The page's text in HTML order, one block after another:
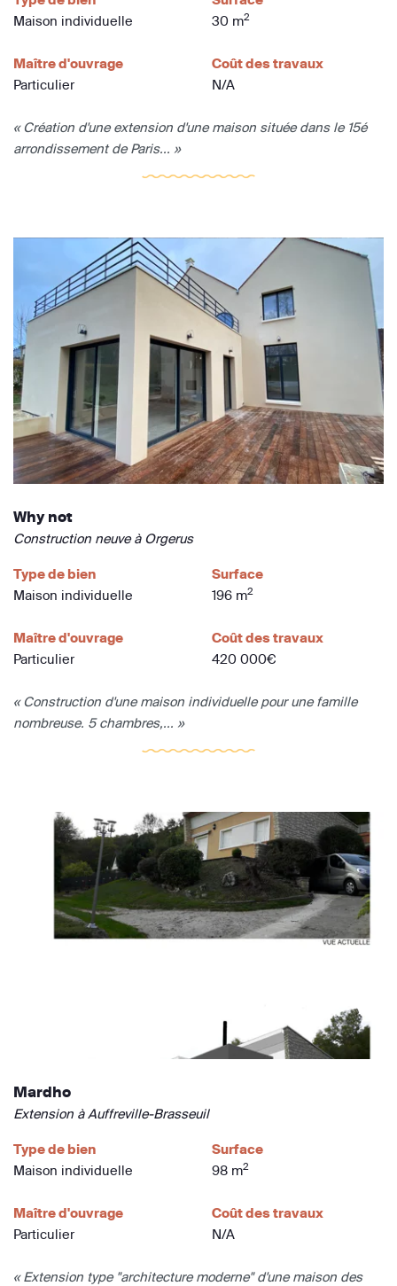
Maison individuelle
30 m2
Maître d'ouvrage
Particulier
Coût des travaux
N/A
« Création d'une extension d'une maison située dans le 15é
arrondissement de Paris... »
Why not
Construction neuve à Orgerus
Type de bien
Maison individuelle
Surface
196 m2
Maître d'ouvrage
Particulier
Coût des travaux
420 000€
« Construction d'une maison individuelle pour une famille
nombreuse. 5 chambres,... »
Mardho
Extension à Auffreville-Brasseuil
Type de bien
Maison individuelle
Surface
98 m2
Maître d'ouvrage
Particulier
Coût des travaux
N/A
« Extension type "architecture moderne" d'une maison des